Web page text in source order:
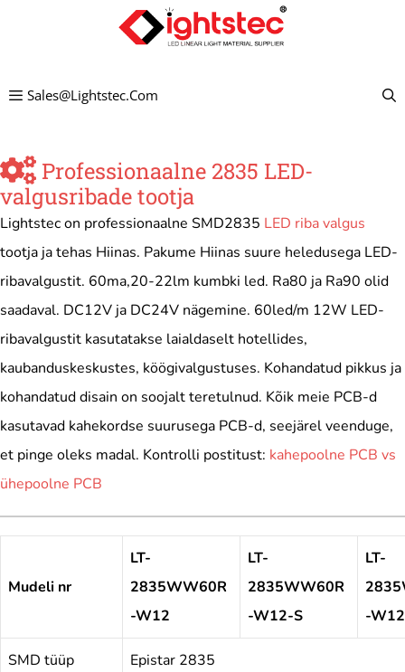
Sales@lightstec.com
Professionaalne 2835 LED-
valgusribade tootja
Lightstec on professionaalne SMD2835 LED riba valgus
tootja ja tehas Hiinas. Pakume Hiinas suure heledusega LED-
ribavalgustit. 60ma,20-22lm kumbki led. Ra80 ja Ra90 olid
saadaval. DC12V ja DC24V nägemine. 60led/m 12W LED-
ribavalgustit kasutatakse laialdaselt hotellides,
kaubanduskeskustes, köögivalgustuses. Kohandatud pikkus ja
kohandatud disain on soojalt teretulnud. Kõik meie PCB-d
kasutavad kahekordse suurusega PCB-d, seejärel veenduge,
et pinge oleks madal. Kontrolli postitust: kahepoolne PCB vs
ühepoolne PCB
Mudeli nr
LT-
2835WW60R
-W12
LT-
2835WW60R
-W12-S
LT-
-W12
SMD tüüp Epistar 2835